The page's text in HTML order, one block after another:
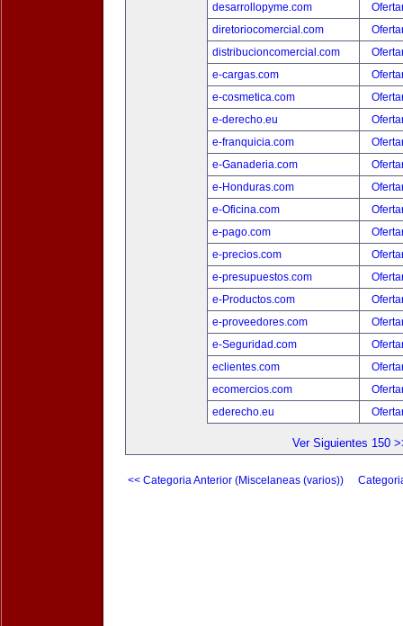
desarrollopyme.com
diretoriocomercial.com
distribucioncomercial.com
e-cargas.com
e-cosmetica.com
e-derecho.eu
e-franquicia.com
e-Ganaderia.com
e-Honduras.com
e-Oficina.com
e-pago.com
e-precios.com
e-presupuestos.com
e-Productos.com
e-proveedores.com
e-Seguridad.com
eclientes.com
ecomercios.com
ederecho.eu
Ver Siguientes 150
<< Categoria Anterior (Miscelaneas (varios))